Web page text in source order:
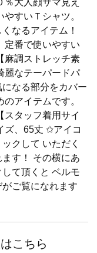
大人顔サマ見え
すいＴシャツ。
なるアイテム！
定番で使いやすい
麻調ストレッチ素
麗なテーパードパ
なる部分をカバー
アイテムです。
タッフ着用サイ
ズ、65丈 ✩アイコ
クして いただく
す！ その横にあ
て頂くと ベルモ
ご覧になれます
こちら